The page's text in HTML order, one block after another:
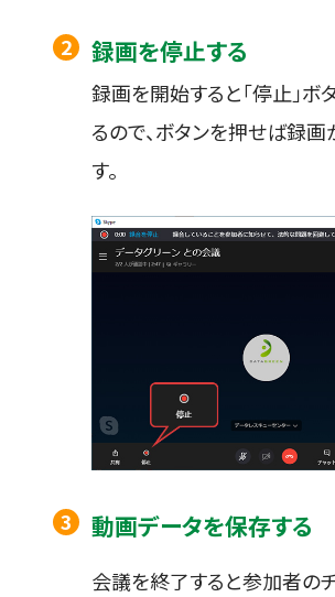
録画を停止する
録画を開始すると「停止」ボ
るので、ボタンを押せば録画
す。
動画データを保存する
会議を終了すると参加者の